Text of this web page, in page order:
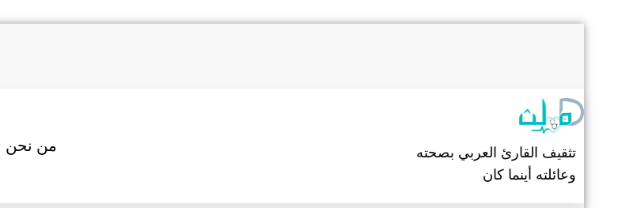
تثقيف القارئ العربي بصحته
وعائلته أينما كان
من نحن